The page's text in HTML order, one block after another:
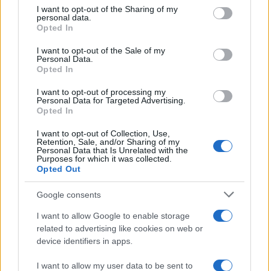
not limited to your visit or usage behaviour. You may click to
grant or deny consent to Google and its third-party tags to
use your data for below specified purposes in below Google
consent section.
I want to opt-out of the Sharing of my
personal data.
Opted In
I want to opt-out of the Sale of my
Personal Data.
Opted In
I want to opt-out of processing my
Personal Data for Targeted Advertising.
Opted In
I want to opt-out of Collection, Use,
Retention, Sale, and/or Sharing of my
Personal Data that Is Unrelated with the
Purposes for which it was collected.
Opted Out
Google consents
I want to allow Google to enable storage
related to advertising like cookies on web or
device identifiers in apps.
I want to allow my user data to be sent to
AUTORE
AiAdhubMedia